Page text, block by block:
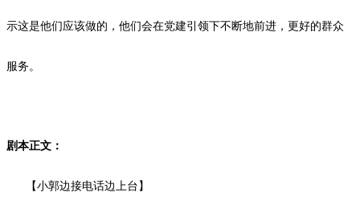
示这是他们应该做的，他们会在党建引领下不断地前进，更好的群众
服务。
剧本正文：
【小郭边接电话边上台】